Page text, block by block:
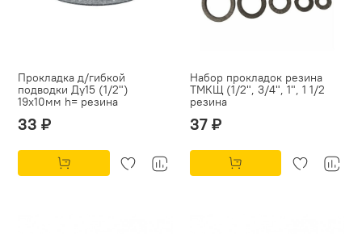
Прокладка д/гибкой
подводки Ду15 (1/2")
19х10мм h= резина
33 ₽
Набор прокладок резина
ТМКЩ (1/2", 3/4", 1", 1 1/2
резина
37 ₽